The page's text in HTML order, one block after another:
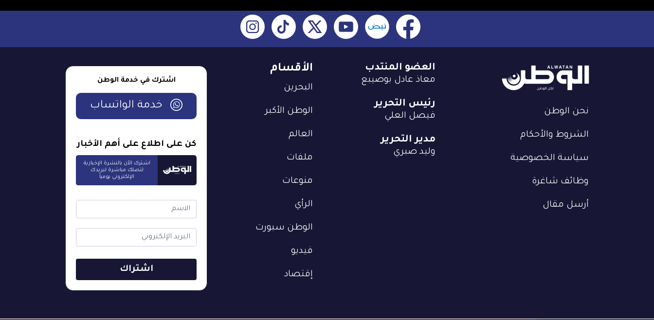
نحن الوطن
الشروط والأحكام
سياسة الخصوصية
وظائف شاغرة
أرسل مقال
الأقسام
البحرين
الوطن الأكبر
العالم
ملفات
منوعات
الرأي
الوطن سبورت
فيديو
إقتصاد
العضو المنتدب
معاذ عادل بوصيبع
رئيس التحرير
فيصل العلي
مدير التحرير
وليد صبري
اشترك في خدمة الوطن
خدمة الواتساب
كن على اطلاع على أهم الأخبار
اشترك الآن بالنشرة الإخبارية
لتصلك مباشرة لبريدك
الإلكتروني يومياً
اشتراك